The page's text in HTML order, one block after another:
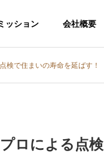
ッション 会社概要
検で住まいの寿命を延ばす！
ロによる点検